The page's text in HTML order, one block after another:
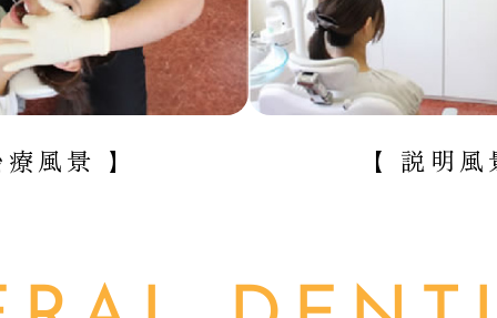
風景 】 【 説明